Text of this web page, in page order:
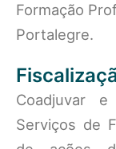
Formação
Portalegre.
Coadjuvar
Serviços de